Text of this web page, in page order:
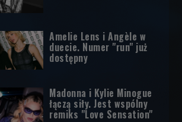
Amelie Lens i Angèle w
duecie. Numer "run" już
dostępny
Madonna i Kylie Minogue
łączą siły. Jest wspólny
remiks "Love Sensation"